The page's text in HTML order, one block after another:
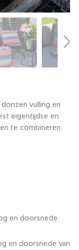
vulling en
eigentijdse en
te combineren.
en doorsnede
en doorsnede van